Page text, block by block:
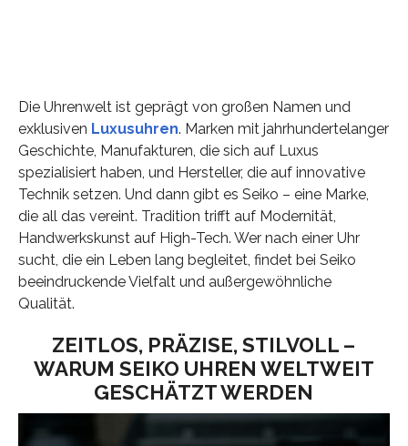
Die Uhrenwelt ist geprägt von großen Namen und
exklusiven Luxusuhren. Marken mit jahrhundertelanger
Geschichte, Manufakturen, die sich auf Luxus
spezialisiert haben, und Hersteller, die auf innovative
Technik setzen. Und dann gibt es Seiko – eine Marke,
die all das vereint. Tradition trifft auf Modernität,
Handwerkskunst auf High-Tech. Wer nach einer Uhr
sucht, die ein Leben lang begleitet, findet bei Seiko
beeindruckende Vielfalt und außergewöhnliche
Qualität.
ZEITLOS, PRÄZISE, STILVOLL –
WARUM SEIKO UHREN WELTWEIT
GESCHÄTZT WERDEN